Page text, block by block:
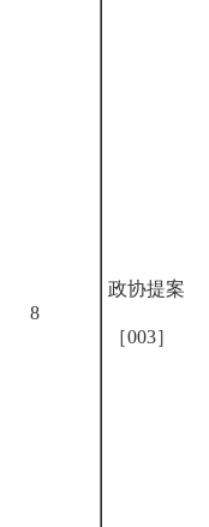
8
政协提案
［003］